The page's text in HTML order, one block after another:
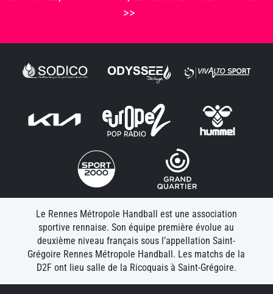
>>
Le Rennes Métropole Handball est une association
sportive rennaise. Son équipe première évolue au
deuxième niveau français sous l’appellation Saint-
Grégoire Rennes Métropole Handball. Les matchs de la
D2F ont lieu salle de la Ricoquais à Saint-Grégoire.